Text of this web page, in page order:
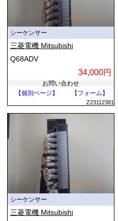
シーケンサー
三菱電機 Mitsubishi
Q68ADV
34,000円
お問い合わせ
【個別ページ】
【フォーム】
Z23112381
シーケンサー
三菱電機 Mitsubishi